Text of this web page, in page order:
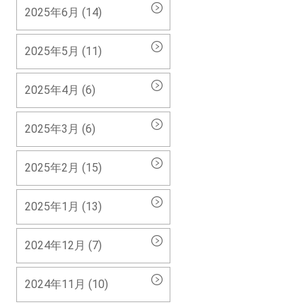
2025年6月 (14)
2025年5月 (11)
2025年4月 (6)
2025年3月 (6)
2025年2月 (15)
2025年1月 (13)
2024年12月 (7)
2024年11月 (10)